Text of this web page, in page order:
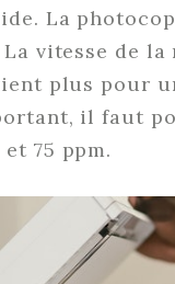
La
vitesse de
plus pour
il faut
75 ppm.